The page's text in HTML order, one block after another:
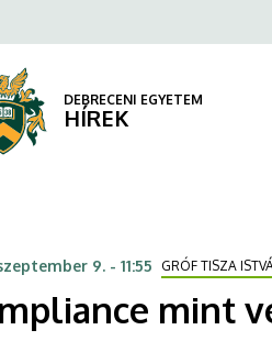
DEBRECENI EGYETEM
HÍREK
9. - 11:55 GRÓF TISZA
mint